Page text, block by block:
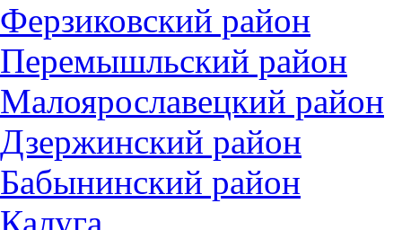
Ферзиковский район
Перемышльский район
Малоярославецкий район
Дзержинский район
Бабынинский район